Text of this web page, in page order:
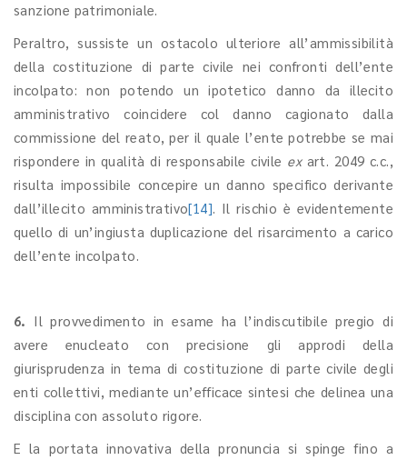
sanzione patrimoniale.
Peraltro, sussiste un ostacolo ulteriore all’ammissibilità
della costituzione di parte civile nei confronti dell’ente
incolpato: non potendo un ipotetico danno da illecito
amministrativo coincidere col danno cagionato dalla
commissione del reato, per il quale l’ente potrebbe se mai
rispondere in qualità di responsabile civile exart. 2049 c.c.,
risulta impossibile concepire un danno specifico derivante
dall’illecito amministrativo[14]. Il rischio è evidentemente
quello di un’ingiusta duplicazione del risarcimento a carico
dell’ente incolpato.
6. Il provvedimento in esame ha l’indiscutibile pregio di
avere enucleato con precisione gli approdi della
giurisprudenza in tema di costituzione di parte civile degli
enti collettivi, mediante un’efficace sintesi che delinea una
disciplina con assoluto rigore.
E la portata innovativa della pronuncia si spinge fino a